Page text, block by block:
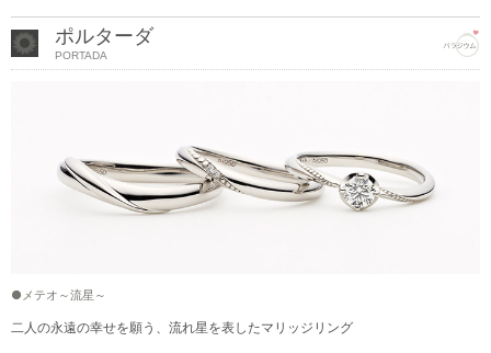
ポルターダ
PORTADA
●メテオ～流星～
二人の永遠の幸せを願う、流れ星を表したマリッジリング